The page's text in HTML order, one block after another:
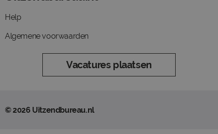
Help
Algemene voorwaarden
Vacatures plaatsen
© 2026 Uitzendbureau.nl